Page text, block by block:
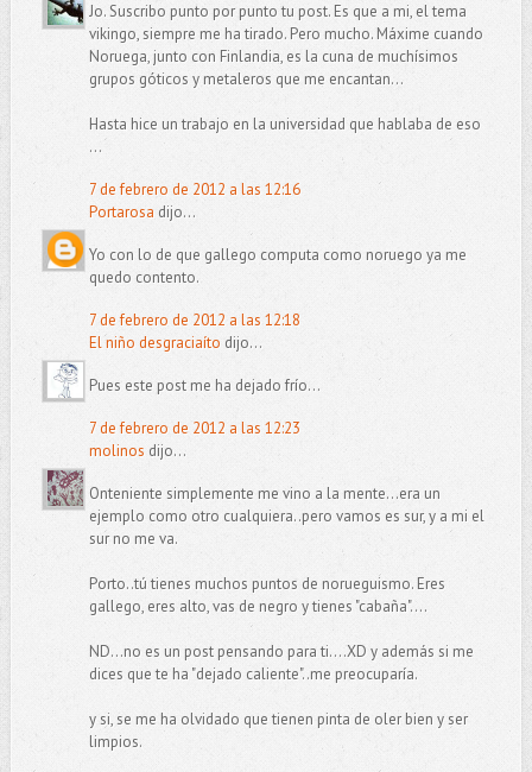
Jo. Suscribo punto por punto tu post. Es que a mi, el tema
vikingo, siempre me ha tirado. Pero mucho. Máxime cuando
Noruega, junto con Finlandia, es la cuna de muchísimos
grupos góticos y metaleros que me encantan...
Hasta hice un trabajo en la universidad que hablaba de eso
...
7 de febrero de 2012 a las 12:16
Portarosa dijo...
Yo con lo de que gallego computa como noruego ya me
quedo contento.
7 de febrero de 2012 a las 12:18
El niño desgraciaíto dijo...
Pues este post me ha dejado frío...
7 de febrero de 2012 a las 12:23
molinos dijo...
Onteniente simplemente me vino a la mente...era un
ejemplo como otro cualquiera..pero vamos es sur, y a mi el
sur no me va.
Porto..tú tienes muchos puntos de norueguismo. Eres
gallego, eres alto, vas de negro y tienes "cabaña"....
ND...no es un post pensando para ti....XD y además si me
dices que te ha "dejado caliente"..me preocuparía.
y si, se me ha olvidado que tienen pinta de oler bien y ser
limpios.